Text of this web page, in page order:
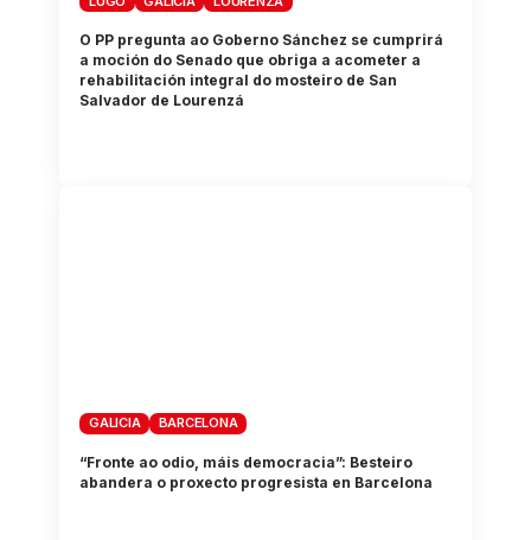
O PP pregunta ao Goberno Sánchez se cumprirá
a moción do Senado que obriga a acometer a
rehabilitación integral do mosteiro de San
Salvador de Lourenzá
GALICIA BARCELONA
“Fronte ao odio, máis democracia”: Besteiro
abandera o proxecto progresista en Barcelona